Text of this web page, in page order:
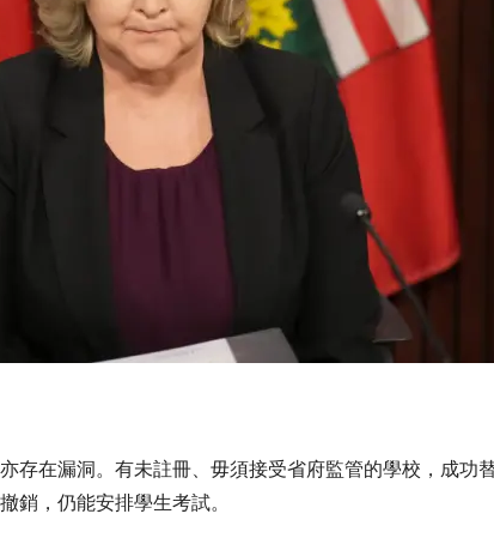
存在漏洞。有未註冊、毋須接受省府監管的學校，成功
銷，仍能安排學生考試。